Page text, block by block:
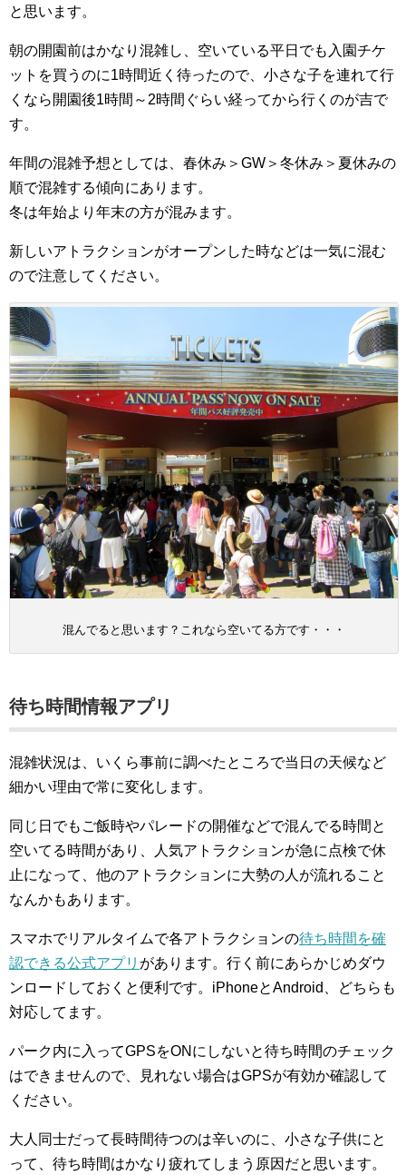
と思います。
朝の開園前はかなり混雑し、空いている平日でも入園チケ
ットを買うのに1時間近く待ったので、小さな子を連れて行
くなら開園後1時間～2時間ぐらい経ってから行くのが吉で
す。
年間の混雑予想としては、春休み＞GW＞冬休み＞夏休みの
順で混雑する傾向にあります。
冬は年始より年末の方が混みます。
新しいアトラクションがオープンした時などは一気に混む
ので注意してください。
混んでると思います？これなら空いてる方です・・・
待ち時間情報アプリ
混雑状況は、いくら事前に調べたところで当日の天候など
細かい理由で常に変化します。
同じ日でもご飯時やパレードの開催などで混んでる時間と
空いてる時間があり、人気アトラクションが急に点検で休
止になって、他のアトラクションに大勢の人が流れること
なんかもあります。
スマホでリアルタイムで各アトラクションの待ち時間を確
認できる公式アプリ があります。行く前にあらかじめダウ
ンロードしておくと便利です。iPhoneとAndroid、どちらも
対応してます。
パーク内に入ってGPSをONにしないと待ち時間のチェック
はできませんので、見れない場合はGPSが有効か確認して
ください。
大人同士だって長時間待つのは辛いのに、小さな子供にと
って、待ち時間はかなり疲れてしまう原因だと思います。